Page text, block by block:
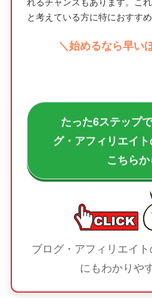
と考えている方に特におすすめ
＼始めるなら早い
たった6ステップ
グ・アフィリエイ
こちらか
ブログ・アフィリエイ
にもわかりや